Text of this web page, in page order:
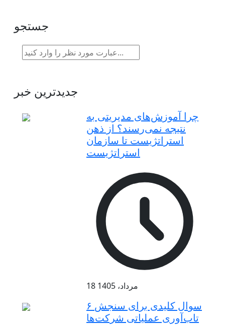
جستجو
جدیدترین خبر
چرا آموزش‌های مدیریتی به
نتیجه نمی‌رسند؟ از ذهن
استراتژیست تا سازمان
استراتژیست
18 مرداد، 1405
۶ سوال کلیدی برای سنجش
تاب‌آوری عملیاتی شرکت‌ها